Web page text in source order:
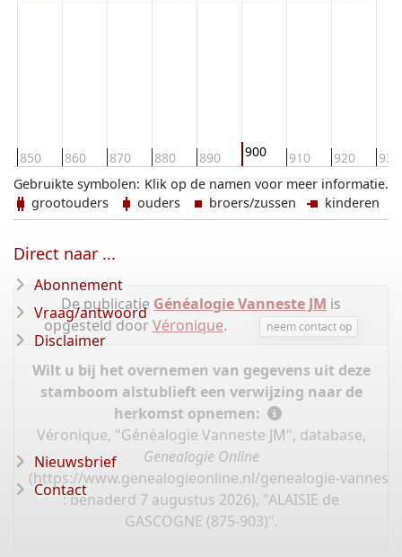
850 860 870 880 890 900 910 920 930
Klik op de namen voor meer informatie.
Gebruikte symbolen:
grootouders
ouders broers/zussen kinderen
De publicatie Généalogie Vanneste JM is
opgesteld doorVéronique. neem contact op
Wilt u bij het overnemen van gegevens uit deze
stamboom alstublieft een verwijzing naar de
herkomst opnemen:
Véronique, "Généalogie Vanneste JM", database,
Genealogie Online
(https://www.genealogieonline.nl/genealogie-
: benaderd 7 augustus 2026), "ALAISIE de
GASCOGNE (875-903)".
Direct naar ...
Abonnement
Vraag/antwoord
Disclaimer
Nieuwsbrief
Contact